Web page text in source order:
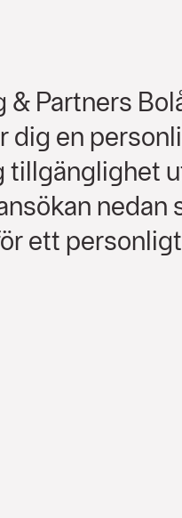
& Partners
dig en
tillgänglighet
nedan
ett